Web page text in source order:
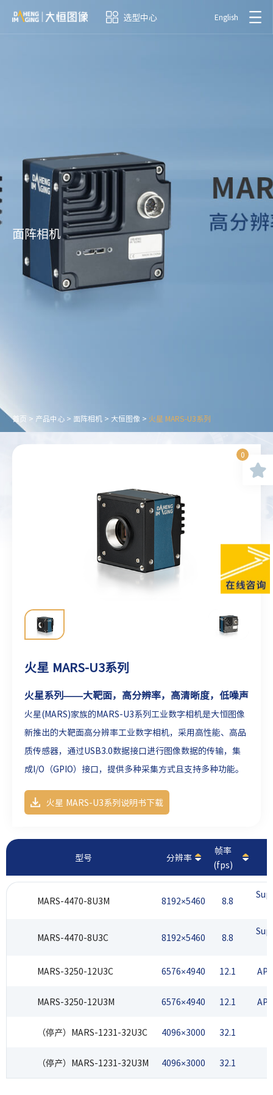
选型中心 English
面阵相机
首页 > 产品中心 > 面阵相机 > 大恒图像 > 火星 MARS-U3系列
火星 MARS-U3系列
火星系列——大靶面，高分辨率，高清晰度，低噪声
火星(MARS)家族的MARS-U3系列工业数字相机是大恒图像
新推出的大靶面高分辨率工业数字相机，采用高性能、高品
质传感器，通过USB3.0数据接口进行图像数据的传输，集
成I/O（GPIO）接口，提供多种采集方式且支持多种功能。
相机结构紧凑坚固，性价比高、安装及使用方便，分辨率
高、清晰度高、噪声低，适用于工业检测、轨道交通、科
比高、安装及使用方便，分辨率高、清晰度高、噪声低，适
用于工业检测、轨道交通、科研、3D重构、教育及医疗等领
域。
火星 MARS-U3系列说明书下载
型号 分辨率
帧率
(fps)
MARS-4470-8U3M 8192×5460 8.8
MARS-4470-8U3C 8192×5460 8.8
MARS-3250-12U3C 6576×4940 12.1
MARS-3250-12U3M 6576×4940 12.1
（停产）MARS-1231-32U3C 4096×3000 32.1
（停产）MARS-1231-32U3M 4096×3000 32.1
0